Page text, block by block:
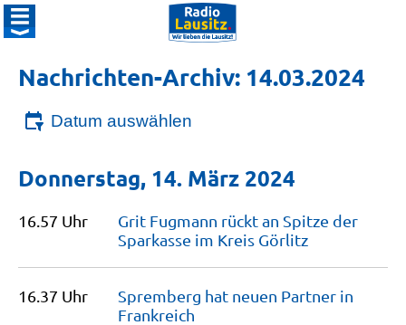
Nachrichten-Archiv: 14.03.2024
Datum auswählen
Donnerstag, 14. März 2024
16.57 Uhr
Grit Fugmann rückt an Spitze der
Sparkasse im Kreis Görlitz
16.37 Uhr
Spremberg hat neuen Partner in
Frankreich